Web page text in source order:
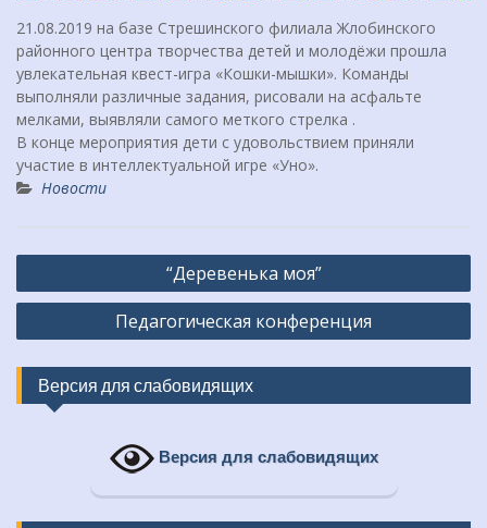
21.08.2019 на базе Стрешинского филиала Жлобинского
районного центра творчества детей и молодёжи прошла
увлекательная квест-игра «Кошки-мышки». Команды
выполняли различные задания, рисовали на асфальте
мелками, выявляли самого меткого стрелка .
В конце мероприятия дети с удовольствием приняли
участие в интеллектуальной игре «Уно».
Новости
Навигация
по
“Деревенька моя”
Педагогическая конференция
Версия для слабовидящих
Версия для слабовидящих